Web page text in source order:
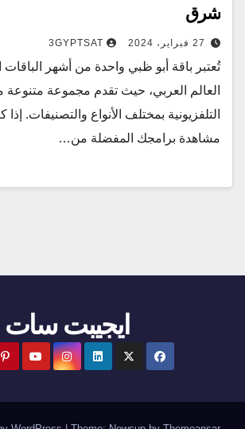
شرق
27 فبراير، 2024 3GYPTSAT
تُعتبر باقة أبو ظبي واحدة من أشهر الباقات
العالم العربي، حيث تقدم مجموعة متنوعة
التلفزيونية بمختلف الأنواع والتصنيفات.
مشاهدة برامجك المفضلة من…
ايجيبت سات